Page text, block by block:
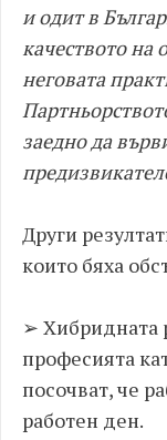
и одит в
качеството на
неговата
заедно да
Други
които бяха
➢ Хибридната
професията
посочват, че
работен ден.